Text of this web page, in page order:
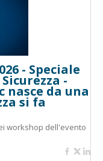
- Speciale
-
nasce da una
si fa
workshop dell'evento